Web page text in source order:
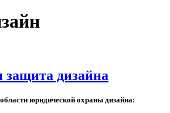
дизайна
юридической охраны дизайна: